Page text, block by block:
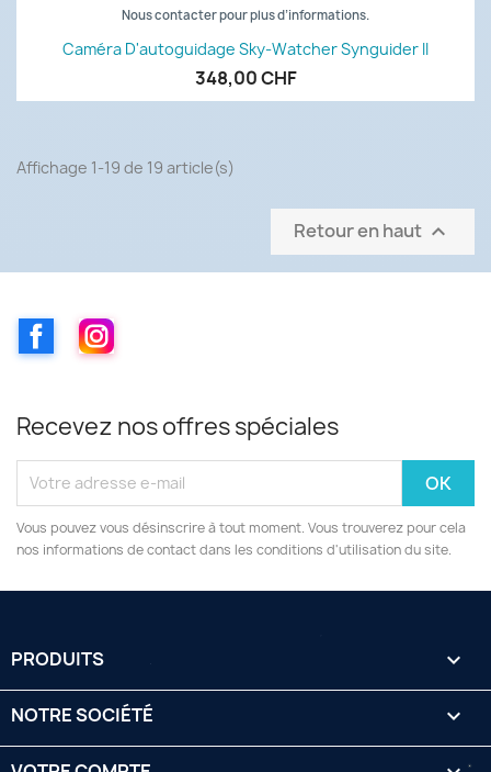
Nous contacter pour plus d’informations.
Caméra D'autoguidage Sky-Watcher Synguider II
348,00 CHF
Affichage 1-19 de 19 article(s)
Retour en haut 
FacebookInstagram
Recevez nos offres spéciales
Vous pouvez vous désinscrire à tout moment. Vous trouverez pour cela
nos informations de contact dans les conditions d'utilisation du site.
PRODUITS 
NOTRE SOCIÉTÉ 